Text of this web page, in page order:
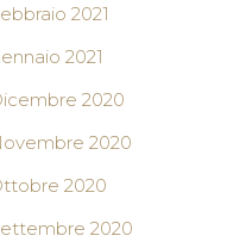
2021
2021
2020
2020
2020
2020